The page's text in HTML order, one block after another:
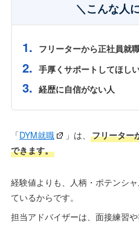
＼こんな人
フリーターから正社員就
手厚くサポートしてほし
経歴に自信がない人
「DYM就職 」は、フリーター
できます。
経験値よりも、人柄・ポテンシ
ているからです。
担当アドバイザーは、面接練習